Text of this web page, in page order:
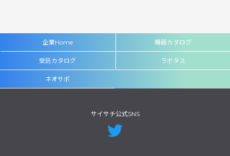
企業Home 機器カタログ
受託カタログ ラボタス
ネオサポ
サイサチ公式SNS